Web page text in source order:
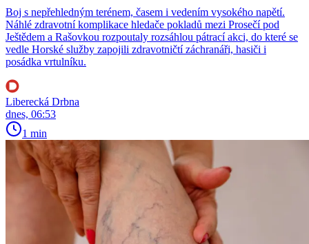
Boj s nepřehledným terénem, časem i vedením vysokého napětí.
Náhlé zdravotní komplikace hledače pokladů mezi Prosečí pod
Ještědem a Rašovkou rozpoutaly rozsáhlou pátrací akci, do které se
vedle Horské služby zapojili zdravotničtí záchranáři, hasiči i
posádka vrtulníku.
Liberecká Drbna
dnes, 06:53
1 min